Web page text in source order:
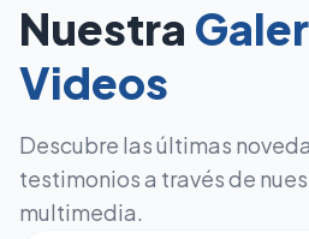
Nuestra
Videos
Descubre las últimas
testimonios a través de
multimedia.